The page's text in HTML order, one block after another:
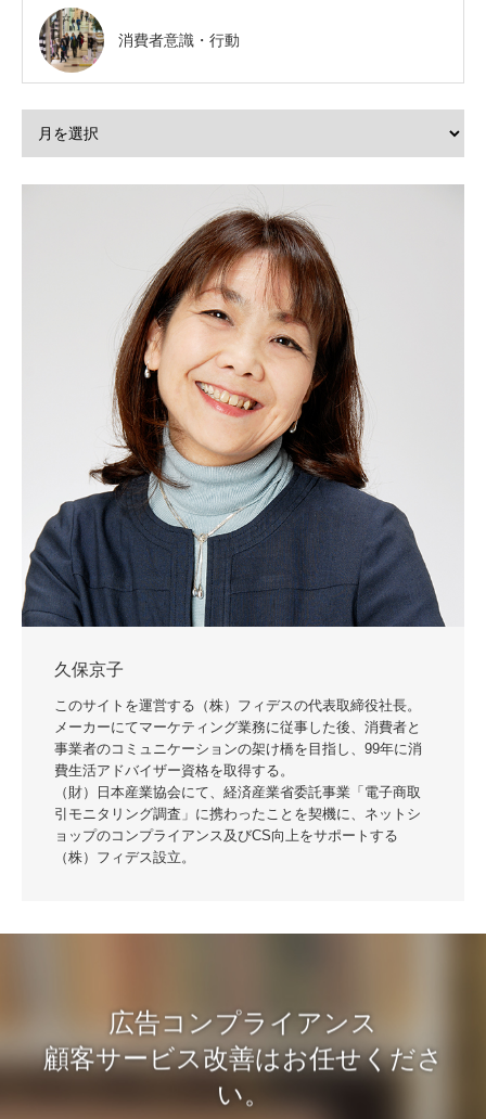
消費者意識・行動
久保京子
このサイトを運営する（株）フィデスの代表取締役社長。
メーカーにてマーケティング業務に従事した後、消費者と
事業者のコミュニケーションの架け橋を目指し、99年に消
費生活アドバイザー資格を取得する。
（財）日本産業協会にて、経済産業省委託事業「電子商取
引モニタリング調査」に携わったことを契機に、ネットシ
ョップのコンプライアンス及びCS向上をサポートする
（株）フィデス設立。
広告コンプライアンス
顧客サービス改善はお任せくださ
い。